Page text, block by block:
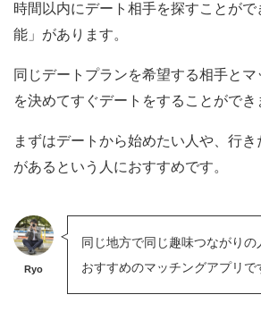
時間以内にデート相手を探すことが
能」があります。
同じデートプランを希望する相手と
を決めてすぐデートをすることができ
まずはデートから始めたい人や、行き
があるという人におすすめです。
Ryo
同じ地方で同じ趣味つながり
おすすめのマッチングアプリで